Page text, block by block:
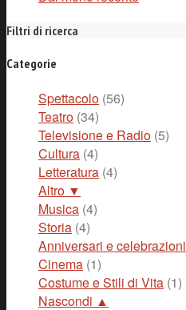
Filtri di ricerca
Categorie
Spettacolo (56)
Teatro (34)
Televisione e Radio (5)
Cultura (4)
Letteratura (4)
Altro ▼
Musica (4)
Storia (4)
Anniversari e celebrazioni
Cinema (1)
Costume e Stili di Vita (1)
Nascondi ▲